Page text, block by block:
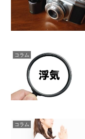
コラム
コラム